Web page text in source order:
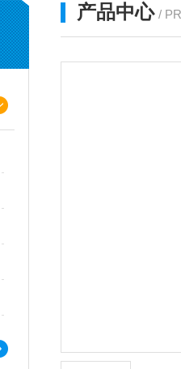
产品中心 /